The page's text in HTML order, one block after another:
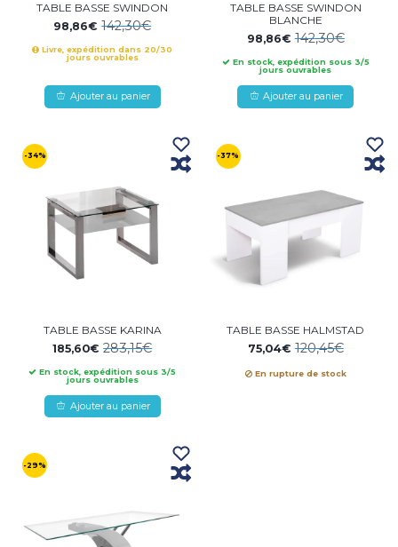
TABLE BASSE SWINDON
98,86€142,30€
Livre, expédition dans 20/30
jours ouvrables
Ajouter au panier
TABLE BASSE SWINDON
BLANCHE
98,86€142,30€
En stock, expédition sous 3/5
jours ouvrables
Ajouter au panier
-34%
TABLE BASSE KARINA
185,60€283,15€
En stock, expédition sous 3/5
jours ouvrables
Ajouter au panier
-37%
TABLE BASSE HALMSTAD
75,04€120,45€
En rupture de stock
-29%